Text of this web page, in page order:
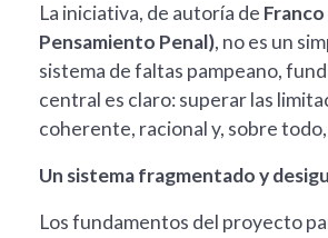
La iniciativa, de autoría de
Pensamiento Penal), no es un
sistema de faltas pampeano,
central es claro: superar las
coherente, racional y, sobre
Un sistema fragmentado y
Los fundamentos del proyecto